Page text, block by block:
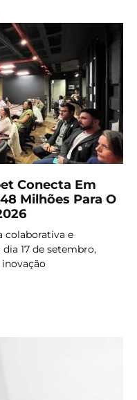
Conecta Em
Milhões Para O
colaborativa e
17 de setembro,